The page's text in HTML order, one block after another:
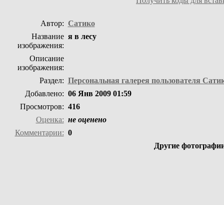
Автор: Сатико
Название
изображения:
я в лесу
Описание
изображения:
Раздел: Персональная галерея пользователя
Добавлено: 06 Янв 2009 01:59
Просмотров: 416
Оценка: не оценено
Комментарии: 0
Другие